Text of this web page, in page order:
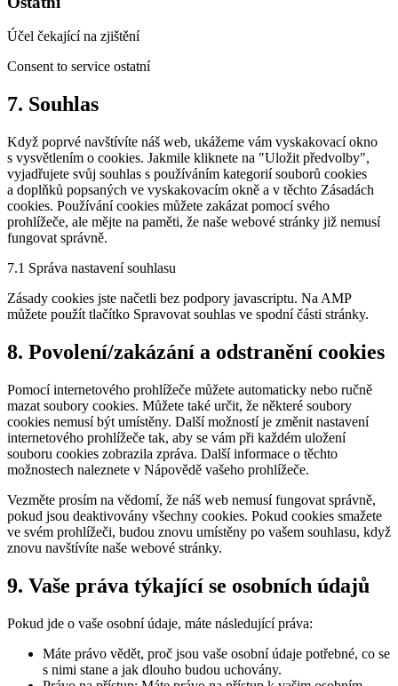
Účel čekající na zjištění
Consent to service ostatní
7. Souhlas
Když poprvé navštívíte náš web, ukážeme vám vyskakovací okno
s vysvětlením o cookies. Jakmile kliknete na "Uložit předvolby",
vyjadřujete svůj souhlas s používáním kategorií souborů cookies
a doplňků popsaných ve vyskakovacím okně a v těchto Zásadách
cookies. Používání cookies můžete zakázat pomocí svého
prohlížeče, ale mějte na paměti, že naše webové stránky již nemusí
fungovat správně.
7.1 Správa nastavení souhlasu
Zásady cookies jste načetli bez podpory javascriptu. Na AMP
můžete použít tlačítko Spravovat souhlas ve spodní části stránky.
8. Povolení/zakázání a odstranění cookies
Pomocí internetového prohlížeče můžete automaticky nebo ručně
mazat soubory cookies. Můžete také určit, že některé soubory
cookies nemusí být umístěny. Další možností je změnit nastavení
internetového prohlížeče tak, aby se vám při každém uložení
souboru cookies zobrazila zpráva. Další informace o těchto
možnostech naleznete v Nápovědě vašeho prohlížeče.
Vezměte prosím na vědomí, že náš web nemusí fungovat správně,
pokud jsou deaktivovány všechny cookies. Pokud cookies smažete
ve svém prohlížeči, budou znovu umístěny po vašem souhlasu, když
znovu navštívíte naše webové stránky.
9. Vaše práva týkající se osobních údajů
Pokud jde o vaše osobní údaje, máte následující práva:
Máte právo vědět, proč jsou vaše osobní údaje potřebné, co se
s nimi stane a jak dlouho budou uchovány.